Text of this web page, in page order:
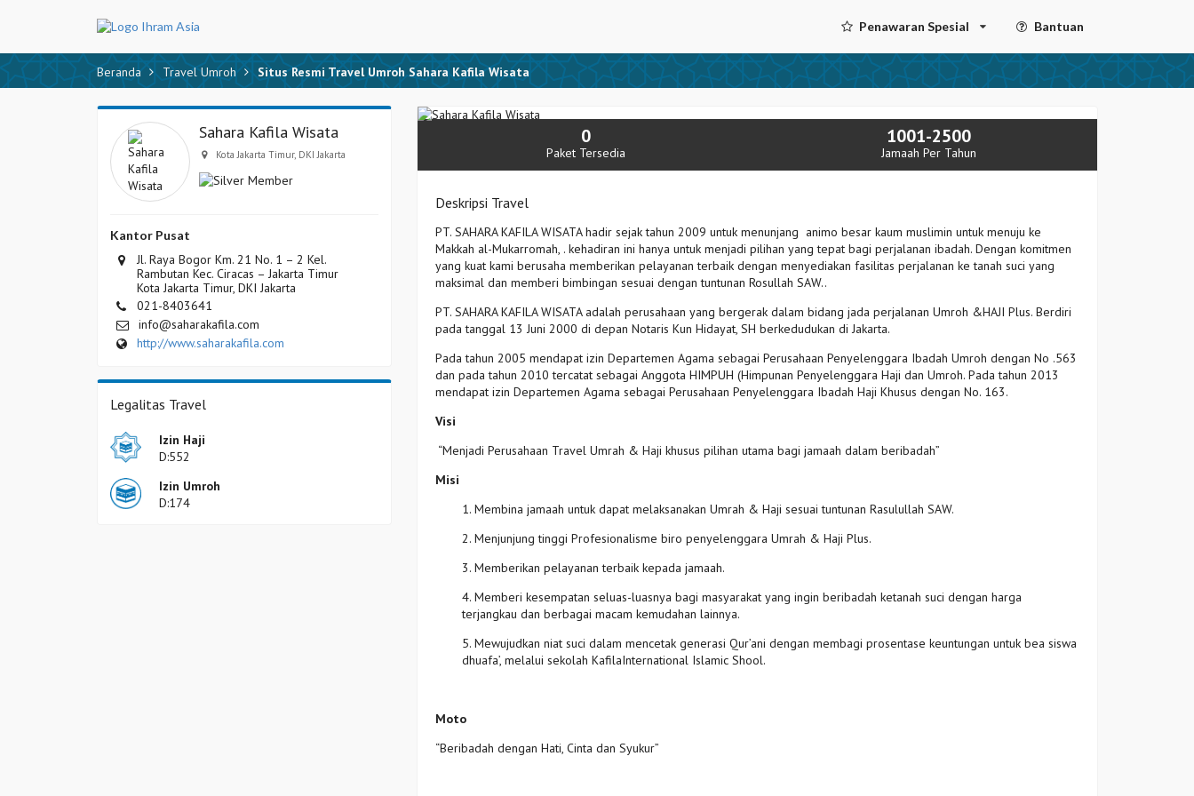
Penawaran Spesial Bantuan
Beranda Travel Umroh Situs Resmi Travel Umroh Sahara Kafila Wisata
Sahara Kafila Wisata
Kota Jakarta Timur, DKI Jakarta
Kantor Pusat
Jl. Raya Bogor Km. 21 No. 1 – 2 Kel.
Rambutan Kec. Ciracas – Jakarta Timur
Kota Jakarta Timur, DKI Jakarta
021-8403641
info@saharakafila.com
http://www.saharakafila.com
Legalitas Travel
Izin Haji
D:552
Izin Umroh
D:174
0
Paket Tersedia
1001-2500
Jamaah Per Tahun
Deskripsi Travel
PT. SAHARA KAFILA WISATA hadir sejak tahun 2009 untuk menunjang animo besar kaum muslimin untuk menuju ke
Makkah al-Mukarromah, . kehadiran ini hanya untuk menjadi pilihan yang tepat bagi perjalanan ibadah. Dengan komitmen
yang kuat kami berusaha memberikan pelayanan terbaik dengan menyediakan fasilitas perjalanan ke tanah suci yang
maksimal dan memberi bimbingan sesuai dengan tuntunan Rosullah SAW..
PT. SAHARA KAFILA WISATA adalah perusahaan yang bergerak dalam bidang jada perjalanan Umroh &HAJI Plus. Berdiri
pada tanggal 13 Juni 2000 di depan Notaris Kun Hidayat, SH berkedudukan di Jakarta.
Pada tahun 2005 mendapat izin Departemen Agama sebagai Perusahaan Penyelenggara Ibadah Umroh dengan No .563
dan pada tahun 2010 tercatat sebagai Anggota HIMPUH (Himpunan Penyelenggara Haji dan Umroh. Pada tahun 2013
mendapat izin Departemen Agama sebagai Perusahaan Penyelenggara Ibadah Haji Khusus dengan No. 163.
Visi
“Menjadi Perusahaan Travel Umrah & Haji khusus pilihan utama bagi jamaah dalam beribadah”
Misi
1. Membina jamaah untuk dapat melaksanakan Umrah & Haji sesuai tuntunan Rasulullah SAW.
2. Menjunjung tinggi Profesionalisme biro penyelenggara Umrah & Haji Plus.
3. Memberikan pelayanan terbaik kepada jamaah.
4. Memberi kesempatan seluas-luasnya bagi masyarakat yang ingin beribadah ketanah suci dengan harga
terjangkau dan berbagai macam kemudahan lainnya.
5. Mewujudkan niat suci dalam mencetak generasi Qur’ani dengan membagi prosentase keuntungan untuk bea siswa
dhuafa’, melalui sekolah KafilaInternational Islamic Shool.
Moto
“Beribadah dengan Hati, Cinta dan Syukur”